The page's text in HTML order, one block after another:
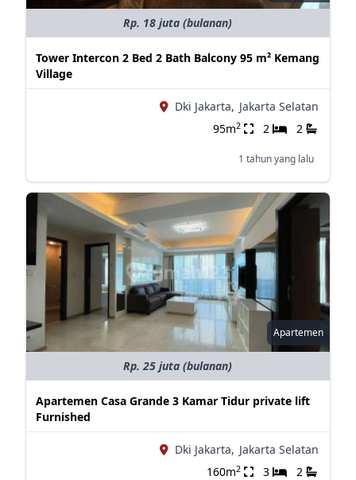
Rp. 18 juta (bulanan)
Tower Intercon 2 Bed 2 Bath Balcony 95 m² Kemang
Village
Dki Jakarta, Jakarta Selatan
95m2 2 2
1 tahun yang lalu
Apartemen
Rp. 25 juta (bulanan)
Apartemen Casa Grande 3 Kamar Tidur private lift
Furnished
Dki Jakarta, Jakarta Selatan
160m2 3 2